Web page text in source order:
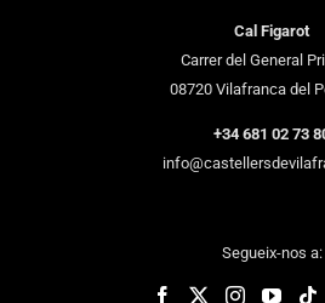
Cal Figarot
Carrer del General
08720 Vilafranca del
+34 681 02 73
Segueix-nos a: